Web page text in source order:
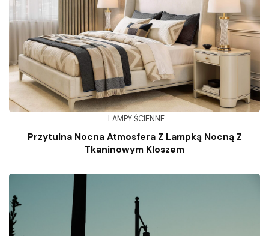
LAMPY ŚCIENNE
Przytulna Nocna Atmosfera Z Lampką Nocną Z
Tkaninowym Kloszem